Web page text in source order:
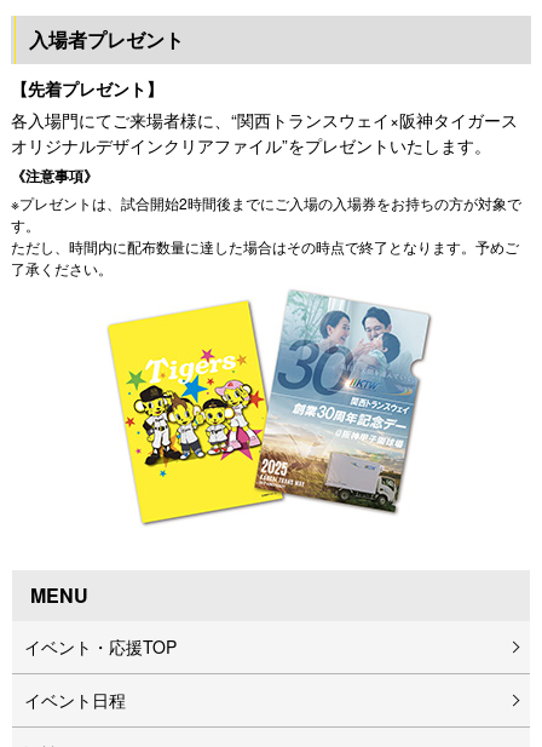
入場者プレゼント
【先着プレゼント】
各入場門にてご来場者様に、“関西トランスウェイ×阪神タイガース
オリジナルデザインクリアファイル”をプレゼントいたします。
《注意事項》
※プレゼントは、試合開始2時間後までにご入場の入場券をお持ちの方が対象で
す。
ただし、時間内に配布数量に達した場合はその時点で終了となります。予めご
了承ください。
MENU
イベント・応援TOP
イベント⽇程